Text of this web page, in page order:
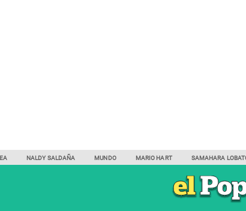
NALDY SALDAÑA MUNDO MARIO HART SAMAHARA